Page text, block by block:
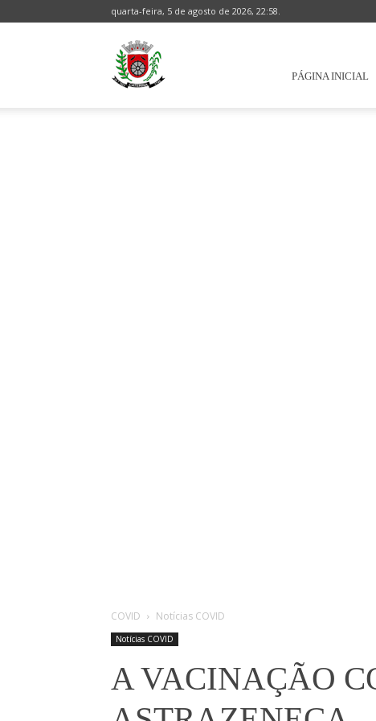
quarta-feira, 5 de agosto de 2026, 22:58.
PÁGINA INICIAL
COVID Notícias COVID
Notícias COVID
A VACINAÇÃO